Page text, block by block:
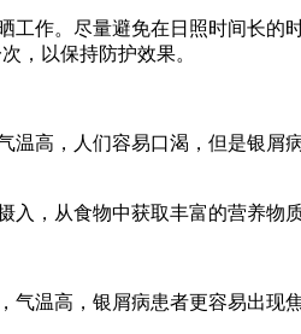
作。尽量避免在日照时间长
，以保持防护效果。
高，人们容易口渴，但是银
，从食物中获取丰富的营养物
温高，银屑病患者更容易出